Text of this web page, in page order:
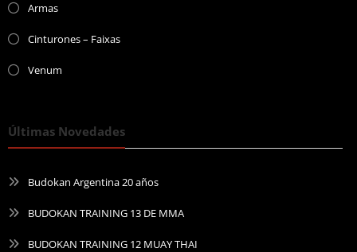
Armas
Cinturones – Faixas
Venum
Últimas Novedades
Budokan Argentina 20 años
BUDOKAN TRAINING 13 DE MMA
BUDOKAN TRAINING 12 MUAY THAI